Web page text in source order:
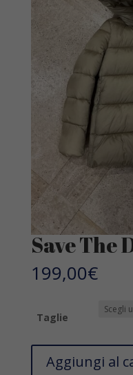
Save The
199,00€
Taglie
TheAggiungi al